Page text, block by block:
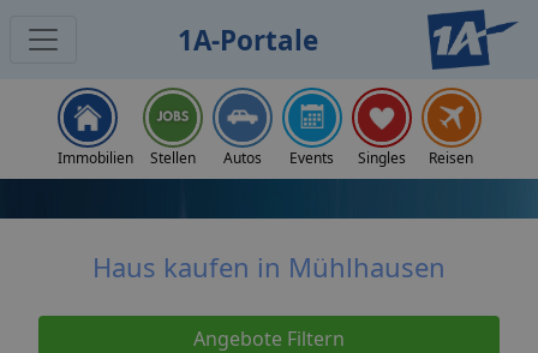
1A-Portale
Immobilien Stellen Autos Events Singles Reisen
Haus kaufen in Mühlhausen
Angebote Filtern